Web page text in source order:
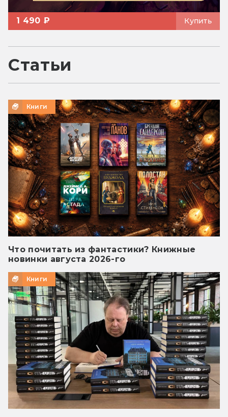
1 490 ₽ Купить
Статьи
Книги
Что почитать из фантастики? Книжные
новинки августа 2026-го
Книги